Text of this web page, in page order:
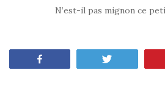
N’est-il pas mignon ce